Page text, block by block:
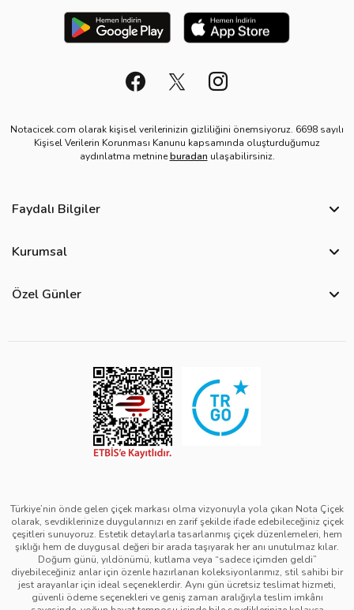
Notacicek.com olarak kişisel verilerinizin gizliliğini önemsiyoruz. 6698 sayılı
Kişisel Verilerin Korunması Kanunu kapsamında oluşturduğumuz
aydınlatma metnineburadan ulaşabilirsiniz.
Faydalı Bilgiler
Site Haritası
Görsel Kontrol Süreci
Ürün Sıralama Kriterleri
Kurumsal
Üyelik Sözleşmesi
Mesafeli Satış Sözleşmesi
Kurumsal Müşterilerimiz
Özel Günler
Kadınlar Günü Çiçekleri
Sevgililer Günü Çiçekleri
Anneler Günü Çiçekleri
Babalar Günü Çiçekleri
Türkiye’nin önde gelen çiçek markası olma vizyonuyla yola çıkan Nota Çiçek
olarak, sevdiklerinize duygularınızı en zarif şekilde ifade edebileceğiniz çiçek
çeşitleri sunuyoruz. Estetik detaylarla tasarlanmış çiçek düzenlemeleri, hem
şıklığı hem de duygusal değeri bir arada taşıyarak her anı unutulmaz kılar.
Doğum günü, yıldönümü, kutlama veya “sadece içimden geldi”
diyebileceğiniz anlar için özenle hazırlanan koleksiyonlarımız, stil sahibi bir
jest arayanlar için ideal seçeneklerdir. Aynı gün ücretsiz teslimat hizmeti,
güvenli ödeme seçenekleri ve geniş zaman aralığıyla teslim imkânı